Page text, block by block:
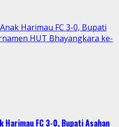
Harimau FC 3-0, Bupati
HUT Bhayangkara ke-
Harimau FC 3-0, Bupati Asahan